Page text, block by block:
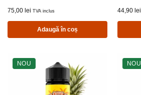
75,00 lei TVA inclus
Adaugă în coș
44,90 lei
NOU NOU